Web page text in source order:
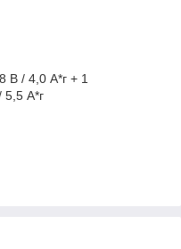
В / 4,0 A*г + 1
5,5 A*г